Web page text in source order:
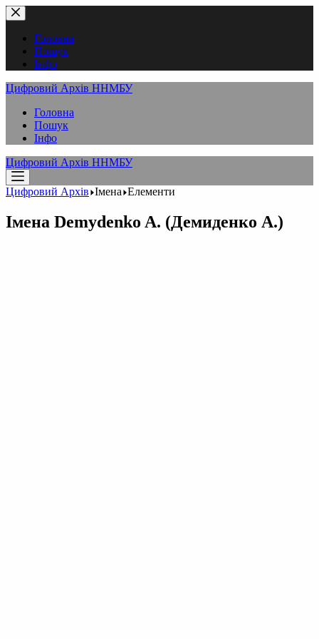
Перейти
до
вмістуГоловна
Пошук
Інфо
Цифровий Архів ННМБУ
Головна
Пошук
Інфо
Цифровий Архів ННМБУ
Цифровий Архів Імена Елементи
Імена Demydenko A. (Демиденко А.)